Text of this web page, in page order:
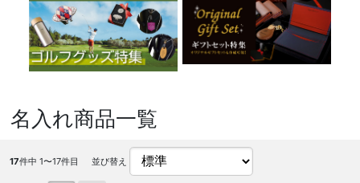
名入れ商品一覧
17件中 1〜17件目 並び替え